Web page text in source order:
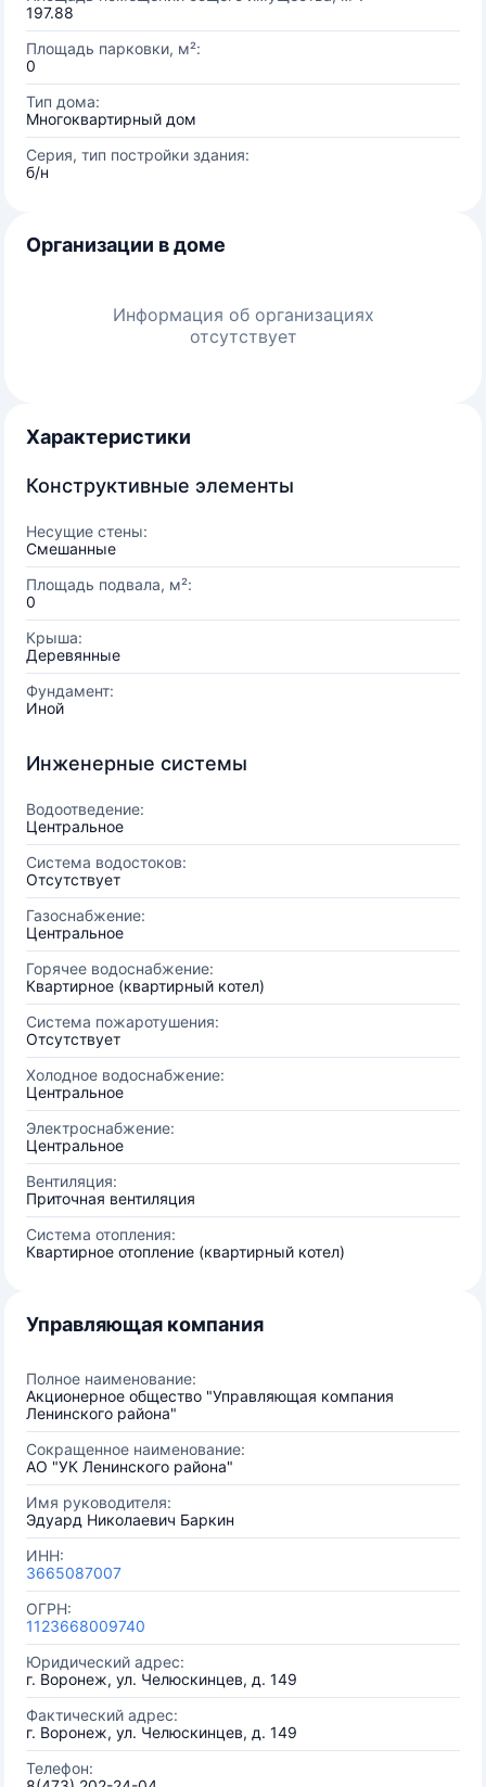
197.88
Площадь парковки, м²:
0
Тип дома:
Многоквартирный дом
Серия, тип постройки здания:
б/н
Организации в доме
Информация об организациях
отсутствует
Характеристики
Конструктивные элементы
Несущие стены:
Смешанные
Площадь подвала, м²:
0
Крыша:
Деревянные
Фундамент:
Иной
Инженерные системы
Водоотведение:
Центральное
Система водостоков:
Отсутствует
Газоснабжение:
Центральное
Горячее водоснабжение:
Квартирное (квартирный котел)
Система пожаротушения:
Отсутствует
Холодное водоснабжение:
Центральное
Электроснабжение:
Центральное
Вентиляция:
Приточная вентиляция
Система отопления:
Квартирное отопление (квартирный котел)
Управляющая компания
Полное наименование:
Акционерное общество "Управляющая компания
Ленинского района"
Сокращенное наименование:
АО "УК Ленинского района"
Имя руководителя:
Эдуард Николаевич Баркин
ИНН:
3665087007
ОГРН:
1123668009740
Юридический адрес:
г. Воронеж, ул. Челюскинцев, д. 149
Фактический адрес:
г. Воронеж, ул. Челюскинцев, д. 149
Телефон: